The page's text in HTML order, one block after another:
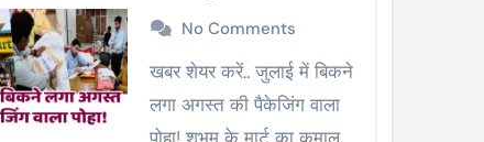
कमाल, खाद्य विभाग ने की
कार्रवाई, 38 पैकेट सीज
No Comments
खबर शेयर करें.. जुलाई में बिकने
लगा अगस्त की पैकेजिंग वाला